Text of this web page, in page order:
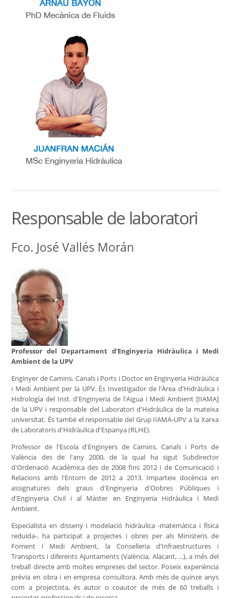
Responsable de laboratori
Fco. José Vallés Morán
Professor del Departament d'Enginyeria Hidràulica i Medi
Ambient de la UPV
Enginyer de Camins, Canals i Ports i Doctor en Enginyeria Hidràulica
i Medi Ambient per la UPV. És Investigador de l'Àrea d'Hidràulica i
Hidrología del Inst. d'Enginyeria de l'Aigua i Medi Ambient [IIAMA]
de la UPV i responsable del Laboratori d'Hidràulica de la mateixa
universitat. És també el responsable del Grup IIAMA-UPV a la Xarxa
de Laboratoris d'Hidràulica d'Espanya (RLHE).
Professor de l'Escola d'Enginyers de Camins, Canals i Ports de
València des de l'any 2000, de la qual ha sigut Subdirector
d'Ordenació Acadèmica des de 2008 fins 2012 i de Comunicació i
Relacions amb l'Entorn de 2012 a 2013. Imparteix docència en
assignatures dels graus d'Enginyeria d'Oobres Públiques i
d'Enginyeria Civil i al Màster en Enginyeria Hidràulica i Medi
Ambient.
Especialista en disseny i modelació hidràulica -matemàtica i física
reduïda-, ha participat a projectes i obres per als Ministeris de
Foment i Medi Ambient, la Conselleria d'Infraestructures i
Transports i diferents Ajuntaments (València, Alacant, ...), a més del
treball directe amb moltes empreses del sector. Poseix experiència
prèvia en obra i en empresa consultora. Amb més de quinze anys
com a projectista, és autor o coautor de més de 60 treballs i